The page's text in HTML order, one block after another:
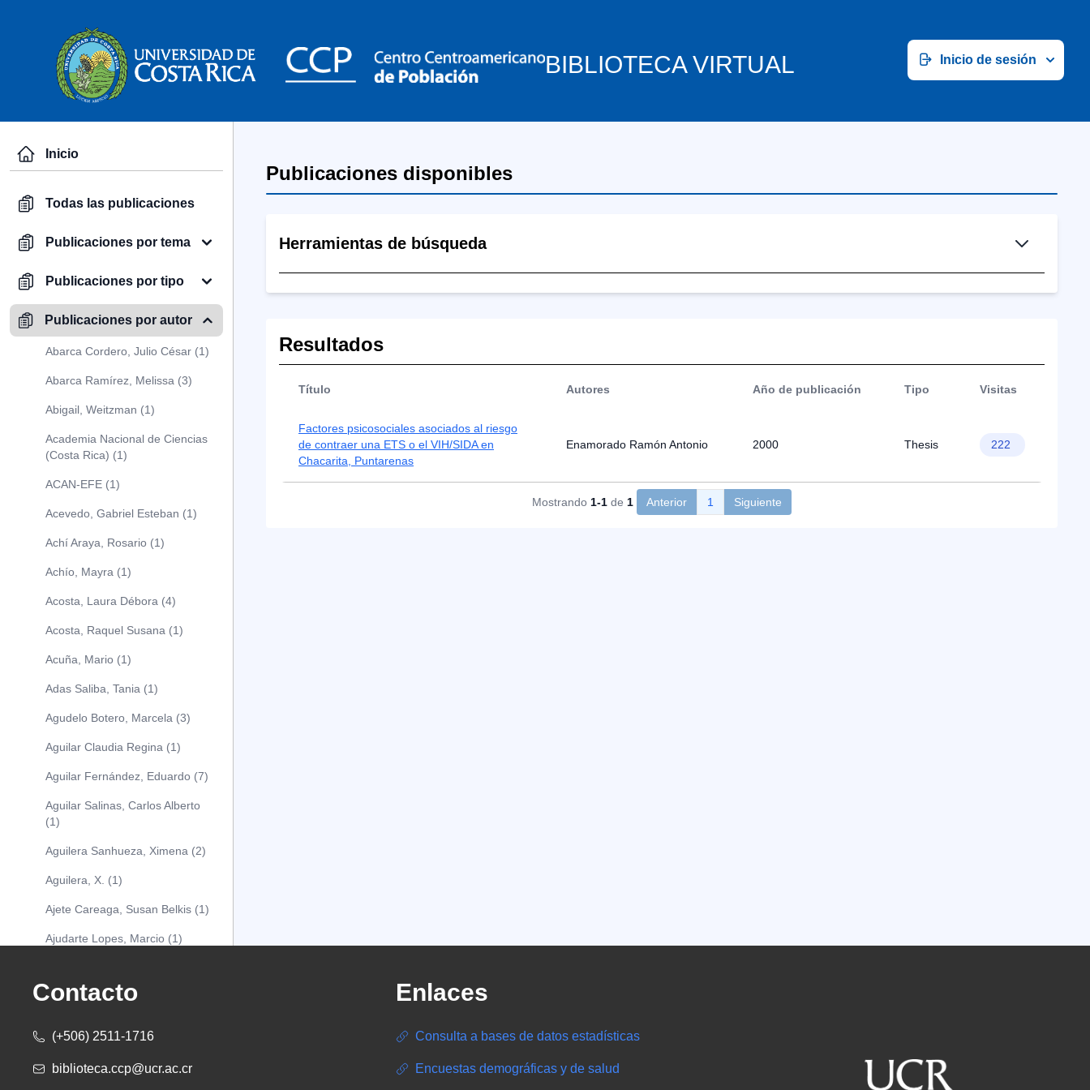
BIBLIOTECA VIRTUAL Inicio de sesión
Inicio
Todas las publicaciones
Publicaciones por tema
Publicaciones por tipo
Publicaciones por autor
Abarca Cordero, Julio César (1)
Abarca Ramírez, Melissa (3)
Abigail, Weitzman (1)
Academia Nacional de Ciencias
(Costa Rica) (1)
ACAN-EFE (1)
Acevedo, Gabriel Esteban (1)
Achí Araya, Rosario (1)
Achío, Mayra (1)
Acosta, Laura Débora (4)
Acosta, Raquel Susana (1)
Acuña, Mario (1)
Adas Saliba, Tania (1)
Agudelo Botero, Marcela (3)
Aguilar Claudia Regina (1)
Aguilar Fernández, Eduardo (7)
Aguilar Salinas, Carlos Alberto
(1)
Aguilera Sanhueza, Ximena (2)
Aguilera, X. (1)
Ajete Careaga, Susan Belkis (1)
Ajudarte Lopes, Marcio (1)
(1)
Albareda Tiana (1)
Alcócer Alfaro, Diana (1)
Publicaciones disponibles
Herramientas de búsqueda
Resultados
Título Autores Año de publicación Tipo Visitas
Factores psicosociales asociados al riesgo
de contraer una ETS o el VIH/SIDA en
Chacarita, Puntarenas
Enamorado Ramón Antonio 2000 Thesis 222
Mostrando 1-1 de 1 Anterior 1 Siguiente
Contacto
(+506) 2511-1716
biblioteca.ccp@ucr.ac.cr
Enlaces
Consulta a bases de datos estadísticas
Encuestas demográficas y de salud